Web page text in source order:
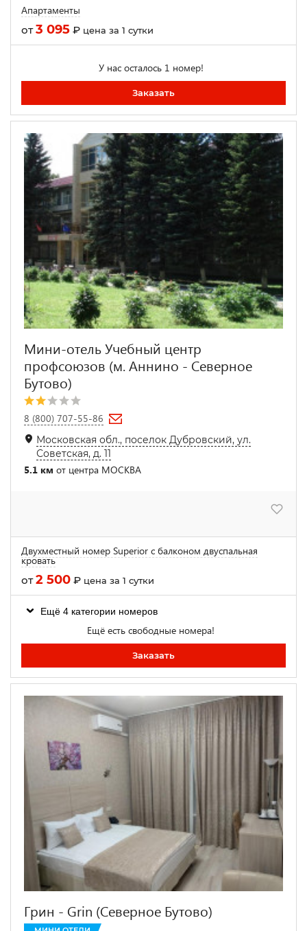
Апартаменты
от3 095 ₽ цена за 1 сутки
У нас осталось 1 номер!
Заказать
Мини-отель Учебный центр
профсоюзов (м. Аннино - Северное
Бутово)
8 (800) 707-55-86
Московская обл., поселок Дубровский, ул.
Советская, д. 11
5.1 км от центра МОСКВА
Двухместный номер Superior с балконом двуспальная
кровать
от2 500 ₽ цена за 1 сутки
Ещё 4 категории номеров
Ещё есть свободные номера!
Заказать
Грин - Grin (Северное Бутово)